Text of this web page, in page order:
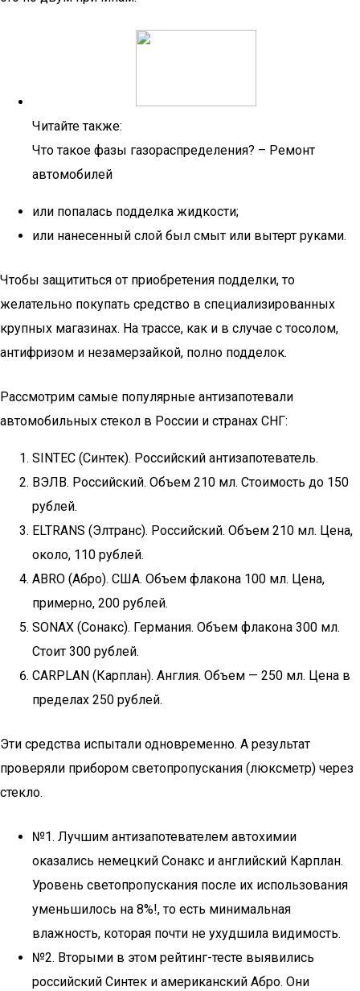
Читайте также:
Что такое фазы газораспределения? – Ремонт
автомобилей
или попалась подделка жидкости;
или нанесенный слой был смыт или вытерт руками.
Чтобы защититься от приобретения подделки, то
желательно покупать средство в специализированных
крупных магазинах. На трассе, как и в случае с тосолом,
антифризом и незамерзайкой, полно подделок.
Рассмотрим самые популярные антизапотевали
автомобильных стекол в России и странах СНГ:
SINTEC (Синтек). Российский антизапотеватель.
ВЭЛВ. Российский. Объем 210 мл. Стоимость до 150
рублей.
ELTRANS (Элтранс). Российский. Объем 210 мл. Цена,
около, 110 рублей.
ABRO (Абро). США. Объем флакона 100 мл. Цена,
примерно, 200 рублей.
SONAX (Сонакс). Германия. Объем флакона 300 мл.
Стоит 300 рублей.
CARPLAN (Карплан). Англия. Объем — 250 мл. Цена в
пределах 250 рублей.
Эти средства испытали одновременно. А результат
проверяли прибором светопропускания (люксметр) через
стекло.
№1. Лучшим антизапотевателем автохимии
оказались немецкий Сонакс и английский Карплан.
Уровень светопропускания после их использования
уменьшилось на 8%!, то есть минимальная
влажность, которая почти не ухудшила видимость.
№2. Вторыми в этом рейтинг-тесте выявились
российский Синтек и американский Абро. Они